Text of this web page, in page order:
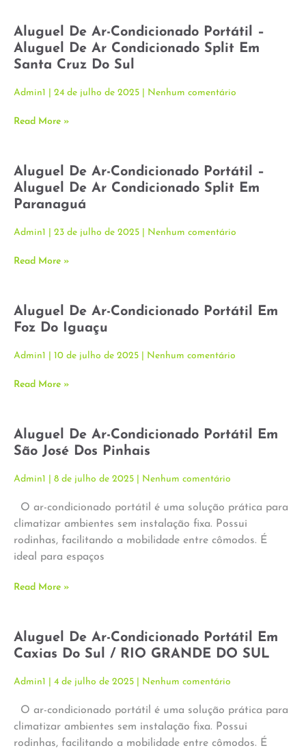
Aluguel De Ar-Condicionado Portátil –
Aluguel De Ar Condicionado Split Em
Santa Cruz Do Sul
Admin1 24 de julho de 2025 Nenhum comentário
Read More »
Aluguel De Ar-Condicionado Portátil –
Aluguel De Ar Condicionado Split Em
Paranaguá
Admin1 23 de julho de 2025 Nenhum comentário
Read More »
Aluguel De Ar-Condicionado Portátil Em
Foz Do Iguaçu
Admin1 10 de julho de 2025 Nenhum comentário
Read More »
Aluguel De Ar-Condicionado Portátil Em
São José Dos Pinhais
Admin1 8 de julho de 2025 Nenhum comentário
O ar-condicionado portátil é uma solução prática para
climatizar ambientes sem instalação fixa. Possui
rodinhas, facilitando a mobilidade entre cômodos. É
ideal para espaços
Read More »
Aluguel De Ar-Condicionado Portátil Em
Caxias Do Sul / RIO GRANDE DO SUL
Admin1 4 de julho de 2025 Nenhum comentário
O ar-condicionado portátil é uma solução prática para
climatizar ambientes sem instalação fixa. Possui
rodinhas, facilitando a mobilidade entre cômodos. É